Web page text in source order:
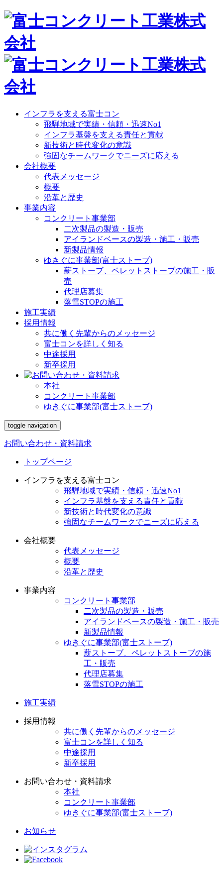
インフラを支える富士コン
飛騨地域で実績・信頼・迅速No1
インフラ基盤を支える責任と貢献
新技術と時代変化の意識
強固なチームワークでニーズに応える
会社概要
代表メッセージ
概要
沿革と歴史
事業内容
コンクリート事業部
二次製品の製造・販売
アイランドベースの製造・施工・販売
新製品情報
ゆきぐに事業部(富士ストーブ)
薪ストーブ、ペレットストーブの施工・販
売
代理店募集
落雪STOPの施工
施工実績
採用情報
共に働く先輩からのメッセージ
富士コンを詳しく知る
中途採用
新卒採用
本社
コンクリート事業部
ゆきぐに事業部(富士ストーブ)
toggle navigation
お問い合わせ・資料請求
トップページ
インフラを支える富士コン
飛騨地域で実績・信頼・迅速No1
インフラ基盤を支える責任と貢献
新技術と時代変化の意識
強固なチームワークでニーズに応える
会社概要
代表メッセージ
概要
沿革と歴史
事業内容
コンクリート事業部
二次製品の製造・販売
アイランドベースの製造・施工・販売
新製品情報
ゆきぐに事業部(富士ストーブ)
薪ストーブ、ペレットストーブの施
工・販売
代理店募集
落雪STOPの施工
施工実績
採用情報
共に働く先輩からのメッセージ
富士コンを詳しく知る
中途採用
新卒採用
お問い合わせ・資料請求
本社
コンクリート事業部
ゆきぐに事業部(富士ストーブ)
お知らせ